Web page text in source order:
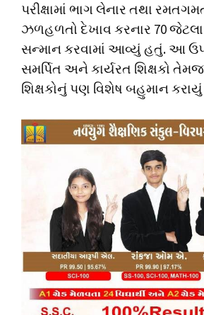
પરીક્ષામાં ભાગ લેનાર તથા
ઝળહળતો દેખાવ કરનાર 70
સન્માન કરવામાં આવ્યું હતું. આ
સમર્પિત અને કાર્યરત શિક્ષકો તેમજ
શિક્ષકોનું પણ વિશેષ બહુમાન